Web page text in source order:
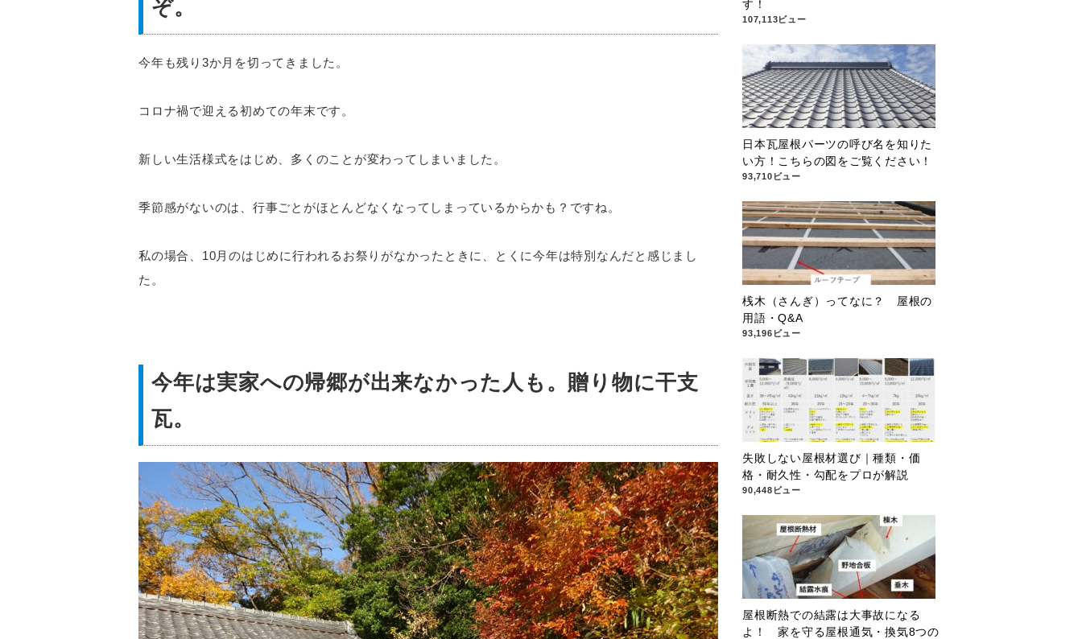
ぞ。
今年も残り3か月を切ってきました。
コロナ禍で迎える初めての年末です。
新しい生活様式をはじめ、多くのことが変わってしまいました。
季節感がないのは、行事ごとがほとんどなくなってしまっているからかも？ですね。
私の場合、10月のはじめに行われるお祭りがなかったときに、とくに今年は特別なんだと感じまし
た。
今年は実家への帰郷が出来なかった人も。贈り物に干支
瓦。
す！
107,113ビュー
日本瓦屋根パーツの呼び名を知りた
い方！こちらの図をご覧ください！
93,710ビュー
桟木（さんぎ）ってなに？ 屋根の
用語・Q&A
93,196ビュー
失敗しない屋根材選び｜種類・価
格・耐久性・勾配をプロが解説
90,448ビュー
屋根断熱での結露は大事故になる
よ！ 家を守る屋根通気・換気8つの